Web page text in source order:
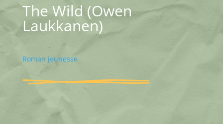
The Wild (Owen
Laukkanen)
Roman jeunesse